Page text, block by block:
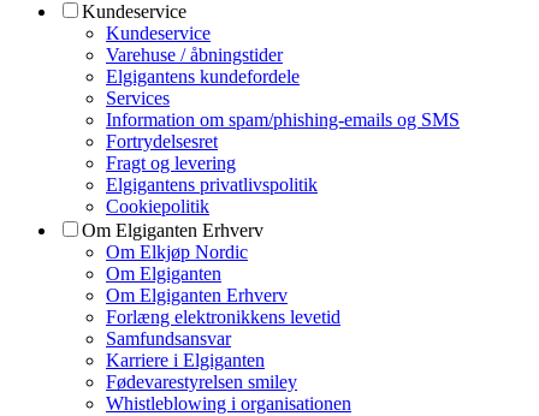
Kundeservice
Kundeservice
Varehuse / åbningstider
Elgigantens kundefordele
Services
Information om spam/phishing-emails og SMS
Fortrydelsesret
Fragt og levering
Elgigantens privatlivspolitik
Cookiepolitik
Om Elgiganten Erhverv
Om Elkjøp Nordic
Om Elgiganten
Om Elgiganten Erhverv
Forlæng elektronikkens levetid
Samfundsansvar
Karriere i Elgiganten
Fødevarestyrelsen smiley
Whistleblowing i organisationen